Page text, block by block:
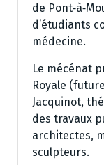
de
d’étudiants
médecine.
Le mécénat
Royale
Jacquinot,
des travaux
architectes,
sculpteurs.